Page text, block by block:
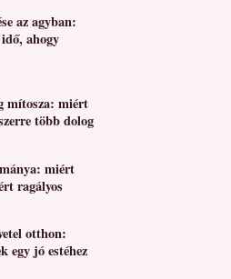
az agyban:
ahogy
mítosza: miért
több dolog
miért
ragályos
otthon:
egy jó estéhez